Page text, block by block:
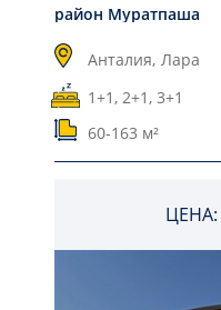
район Муратпаша
Анталия, Лара
1+1, 2+1, 3+1
60-163 м²
ЦЕНА: